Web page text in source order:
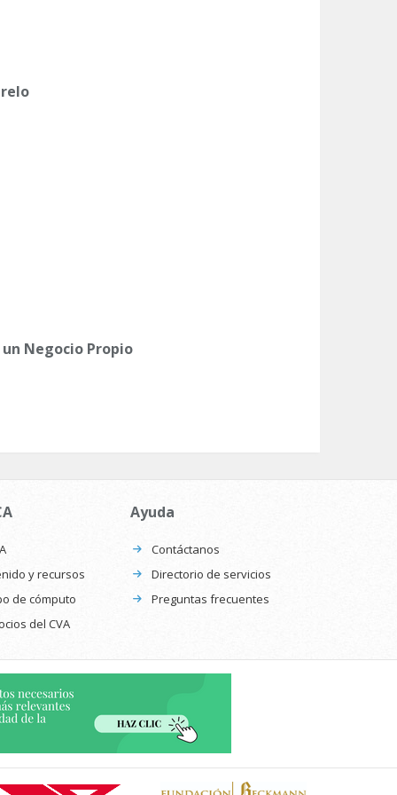
Negocio Propio
y recursos
de cómputo
del CVA
Ayuda
Contáctanos
Directorio de servicios
Preguntas frecuentes